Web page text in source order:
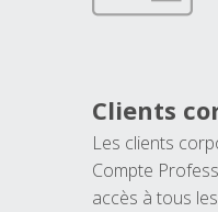
Clients
Les clients
Compte
accès à tous